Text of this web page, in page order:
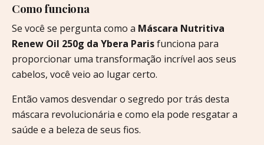
Como funciona
Se você se pergunta como a Máscara Nutritiva
Renew Oil 250g da Ybera Parisfunciona para
proporcionar uma transformação incrível aos seus
cabelos, você veio ao lugar certo.
Então vamos desvendar o segredo por trás desta
máscara revolucionária e como ela pode resgatar a
saúde e a beleza de seus fios.